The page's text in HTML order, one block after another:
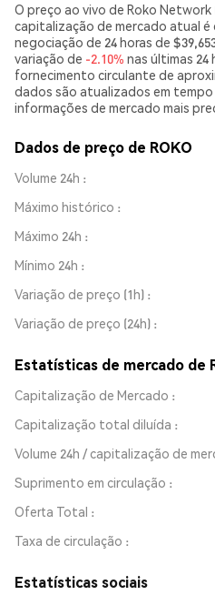
O preço ao vivo de Roko Network
capitalização de mercado atual é
negociação de 24 horas de
variação de -2.10% nas últimas 24
fornecimento circulante de
dados são atualizados em tempo
informações de mercado mais
Dados de preço de ROKO
Volume 24h
Máximo histórico
Máximo 24h
Mínimo 24h
Variação de preço (1h)
Variação de preço (24h)
Estatísticas de mercado de
Capitalização de Mercado
Capitalização total diluída
Volume 24h / capitalização de
Suprimento em circulação
Oferta Total
Taxa de circulação
Estatísticas sociais